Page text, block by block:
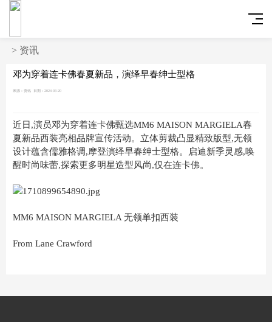
> 资讯
邓为穿着连卡佛春夏新品，演绎早春绅士型格
来源：资讯 日期：2024-03-20
近日,演员邓为穿着连卡佛甄选MM6 MAISON MARGIELA春
夏新品西装亮相品牌宣传活动。立体剪裁凸显精致版型,无领
设计蕴含儒雅格调,摩登演绎早春绅士型格。启迪新季灵感,唤
醒时尚味蕾,探索更多明星造型风尚,仅在连卡佛。
MM6 MAISON MARGIELA 无领单扣西装
From Lane Crawford